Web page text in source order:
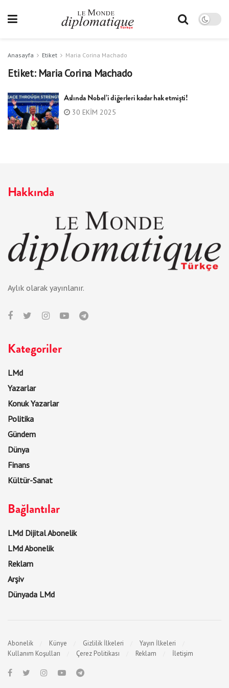
Anasayfa Etiket Maria Corina Machado
Etiket: Maria Corina Machado
Aslında Nobel’i diğerleri kadar hak etmişti!
30 EKIM 2025
Hakkında
Aylık olarak yayınlanır.
Kategoriler
LMd
Yazarlar
Konuk Yazarlar
Politika
Gündem
Dünya
Finans
Kültür-Sanat
Bağlantılar
LMd Dijital Abonelik
LMd Abonelik
Reklam
Arşiv
Dünyada LMd
Abonelik Künye Gizlilik İlkeleri
Yayın İlkeleri
Kullanım Koşulları
Çerez Politikası Reklam İletişim